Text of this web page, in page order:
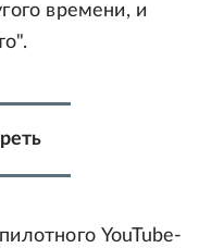
времени, и
YouTube-